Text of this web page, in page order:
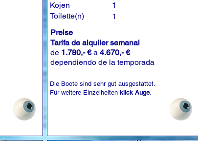
Kojen
Toilette(n)
1
1
Preise
Tarifa de alquiler semanal
de 1.780,- €a 4.670,- €
dependiendo de la temporada
Die Boote sind sehr gut ausgestattet.
Für weitere Einzelheiten klick Auge.